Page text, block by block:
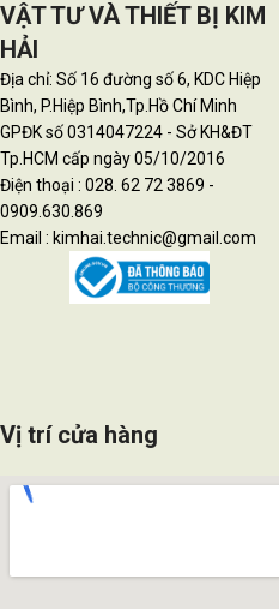
VẬT TƯ VÀ THIẾT BỊ KIM
HẢI
Địa chỉ: Số 16 đường số 6, KDC Hiệp
Bình, P.Hiệp Bình,Tp.Hồ Chí Minh
GPĐK số 0314047224 - Sở KH&ĐT
Tp.HCM cấp ngày 05/10/2016
Điện thoại : 028. 62 72 3869 -
0909.630.869
Email : kimhai.technic@gmail.com
Vị trí cửa hàng